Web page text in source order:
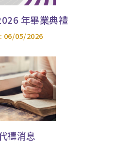
學文學碩士 (DMin &
年畢業典禮
06/05/2026
禱消息